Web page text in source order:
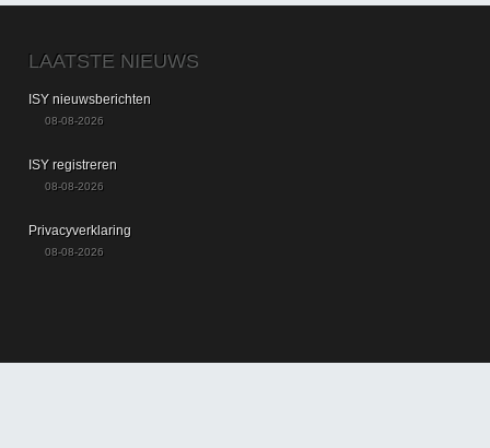
LAATSTE NIEUWS
ISY nieuwsberichten
08-08-2026
ISY registreren
08-08-2026
Privacyverklaring
08-08-2026